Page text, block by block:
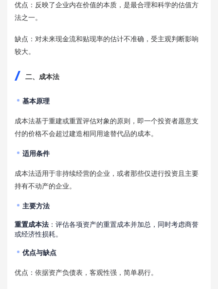
优点：反映了企业内在价值的本质，是最合理和科学的估值方
法之一。
缺点：对未来现金流和贴现率的估计不准确，受主观判断影响
较大。
二、成本法
基本原理
成本法基于重建或重置评估对象的原则，即一个投资者愿意支
付的价格不会超过建造相同用途替代品的成本。
适用条件
成本法适用于非持续经营的企业，或者那些仅进行投资且主要
持有不动产的企业。
主要方法
重置成本法 ：评估各项资产的重置成本并加总，同时考虑商誉
或经济性损耗。
优点与缺点
优点：依据资产负债表，客观性强，简单易行。